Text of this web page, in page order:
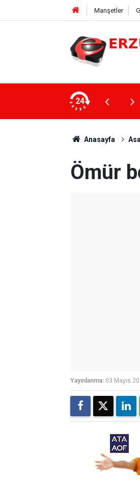
Manşetler
24
dalgıca tutuklama
Anasayfa
Ömür
Yayınlanma: 03 Mayıs